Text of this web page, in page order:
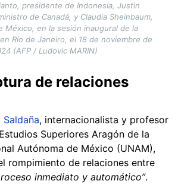
presidente de Indonesia, Justin
de Canadá, y Claudia Sheinbaum,
México, en la sesión inaugural de la
Río de Janeiro, el 18 de noviembre de
(AFP / Ludovic MARIN)
de relaciones
, internacionalista y profesor
Superiores Aragón de la
Autónoma de México (UNAM),
rompimiento de relaciones entre
inmediato y automático”.